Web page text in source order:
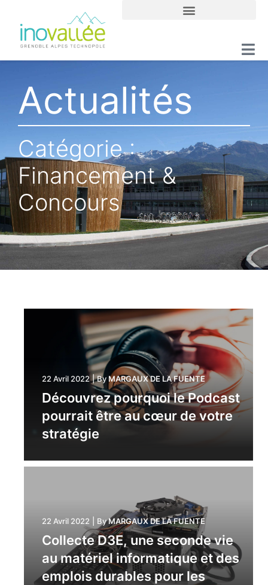
Actualités
Catégorie :
Financement &
Concours
22 Avril 2022 | ByMARGAUX DE LA FUENTE
Découvrez pourquoi le Podcast
pourrait être au cœur de votre
stratégie
22 Avril 2022 ByMARGAUX DE LA FUENTE
Collecte D3E, une seconde vie
au matériel informatique et des
emplois durables pour les